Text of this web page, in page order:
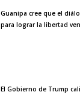
Guanipa cree que el
para lograr la libertad
El Gobierno de Trump